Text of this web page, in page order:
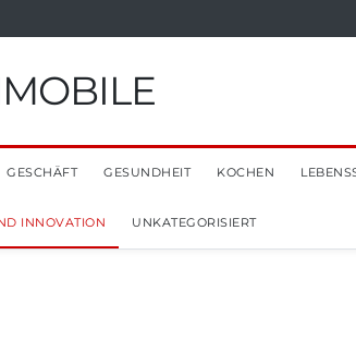
GESCHÄFT GESUNDHEIT KOCHEN
INNOVATION UNKATEGORISIERT